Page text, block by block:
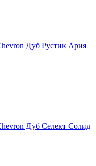
Дуб Рустик Ария
Дуб Селект Солид